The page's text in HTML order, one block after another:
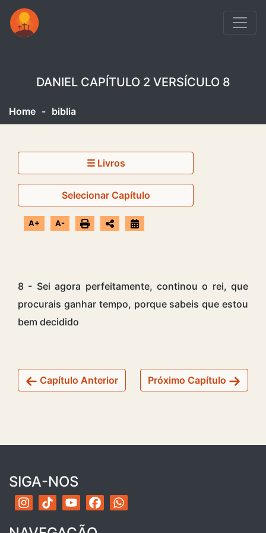
DANIEL CAPÍTULO 2 VERSÍCULO 8
Home - biblia
☰ Livros
Selecionar Capítulo
A+ A-
8 - Sei agora perfeitamente, continou o rei, que
procurais ganhar tempo, porque sabeis que estou
bem decidido
Capítulo Anterior Próximo Capítulo
SIGA-NOS